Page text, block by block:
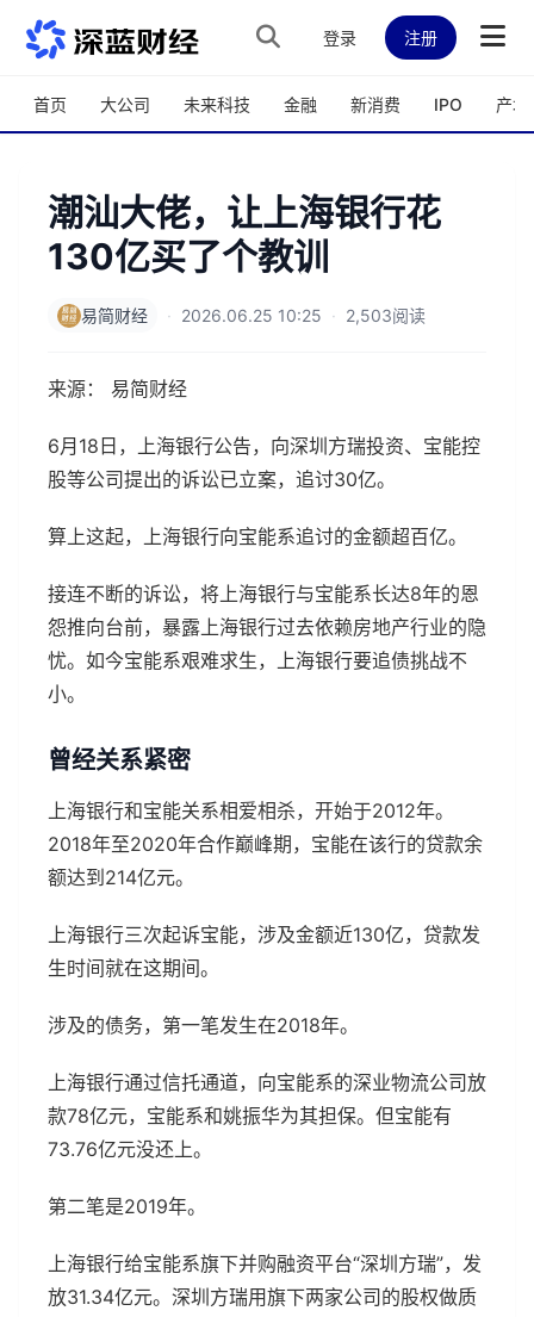
跳转到主内容
登录 注册
首页 大公司 未来科技 金融 新消费 IPO 产城
潮汕大佬，让上海银行花
130亿买了个教训
易简财经 · 2026.06.25 10:25 · 2,503阅读
来源： 易简财经
6月18日，上海银行公告，向深圳方瑞投资、宝能控
股等公司提出的诉讼已立案，追讨30亿。
算上这起，上海银行向宝能系追讨的金额超百亿。
接连不断的诉讼，将上海银行与宝能系长达8年的恩
怨推向台前，暴露上海银行过去依赖房地产行业的隐
忧。如今宝能系艰难求生，上海银行要追债挑战不
小。
曾经关系紧密
上海银行和宝能关系相爱相杀，开始于2012年。
2018年至2020年合作巅峰期，宝能在该行的贷款余
额达到214亿元。
上海银行三次起诉宝能，涉及金额近130亿，贷款发
生时间就在这期间。
涉及的债务，第一笔发生在2018年。
上海银行通过信托通道，向宝能系的深业物流公司放
款78亿元，宝能系和姚振华为其担保。但宝能有
73.76亿元没还上。
第二笔是2019年。
上海银行给宝能系旗下并购融资平台“深圳方瑞”，发
放31.34亿元。深圳方瑞用旗下两家公司的股权做质